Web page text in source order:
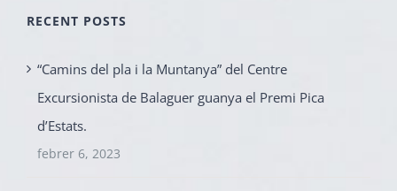
RECENT POSTS
“Camins del pla i la Muntanya” del Centre
Excursionista de Balaguer guanya el Premi Pica
d’Estats.
febrer 6, 2023